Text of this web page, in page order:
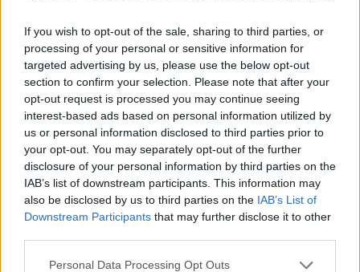
If you wish to opt-out of the sale, sharing to third parties, or
processing of your personal or sensitive information for
targeted advertising by us, please use the below opt-out
section to confirm your selection. Please note that after your
opt-out request is processed you may continue seeing
interest-based ads based on personal information utilized by
us or personal information disclosed to third parties prior to
your opt-out. You may separately opt-out of the further
disclosure of your personal information by third parties on the
IAB’s list of downstream participants. This information may
also be disclosed by us to third parties on the IAB’s List of
Downstream Participants that may further disclose it to other
Please note that this website/app uses one or more Google
Personal Data Processing Opt Outs
favorito una maggiore collaborazione
internazionale. Progetti come laStazione Spaziale
Internazionale (ISS) rappresentano esempi di
come diverse nazioni possano lavorare insieme per
raggiungere obiettivi comuni. Tuttavia, la
competizione tra le potenze spaziali continua a
intensificarsi, con ciascun paese che cerca di
affermare la propria posizione nel panorama
globale.